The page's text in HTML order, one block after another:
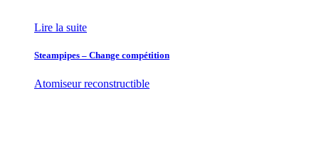
Lire la suite
Steampipes – Change compétition
Atomiseur reconstructible